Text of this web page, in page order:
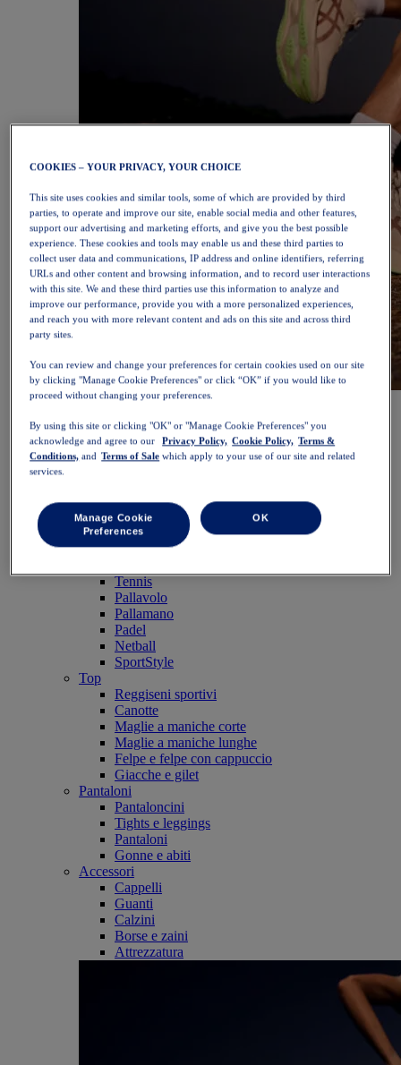
NOVABLAST™ 6Acquista ora
Donna
In evidenza
Nuovi arrivi
Collezione PERFORMANCE LIFE
NOVABLAST™ 6
Scarpe
Running
Tennis
Pallavolo
Pallamano
Padel
Netball
SportStyle
Top
Reggiseni sportivi
Canotte
Maglie a maniche corte
Maglie a maniche lunghe
Felpe e felpe con cappuccio
Giacche e gilet
Pantaloni
Pantaloncini
Tights e leggings
Pantaloni
Gonne e abiti
Accessori
Cappelli
Guanti
Calzini
Borse e zaini
Attrezzatura
COOKIES – YOUR PRIVACY, YOUR CHOICE
This site uses cookies and similar tools, some of which are provided by third
parties, to operate and improve our site, enable social media and other features,
support our advertising and marketing efforts, and give you the best possible
experience. These cookies and tools may enable us and these third parties to
collect user data and communications, IP address and online identifiers, referring
URLs and other content and browsing information, and to record user interactions
with this site. We and these third parties use this information to analyze and
improve our performance, provide you with a more personalized experiences,
and reach you with more relevant content and ads on this site and across third
party sites.
You can review and change your preferences for certain cookies used on our site
by clicking "Manage Cookie Preferences" or click “OK” if you would like to
proceed without changing your preferences.
By using this site or clicking "OK" or "Manage Cookie Preferences" you
acknowledge and agree to our
Privacy Policy, Cookie Policy, Terms &
Conditions, and Terms of Sale which apply to your use of our site and related
services.
Manage Cookie
Preferences
OK